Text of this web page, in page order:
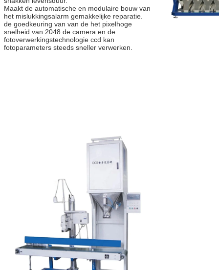
Maakt de automatische en modulaire bouw van
het mislukkingsalarm gemakkelijke reparatie.
de goedkeuring van van de het pixelhoge
snelheid van 2048 de camera en de
fotoverwerkingstechnologie ccd kan
fotoparameters steeds sneller verwerken.